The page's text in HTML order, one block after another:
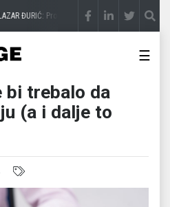
ĐURIĆ: Promocija potencijal pretvara u
☰
bi trebalo da
(a i dalje to